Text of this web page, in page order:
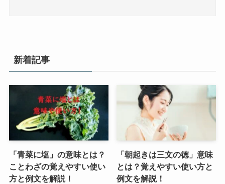
新着記事
「青菜に塩」の意味とは？
ことわざの覚えやすい使い
方と例文を解説！
「朝起きは三文の徳」意味
とは？覚えやすい使い方と
例文を解説！